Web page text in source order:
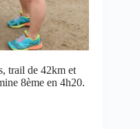
trail de 42km et
8ème en 4h20.